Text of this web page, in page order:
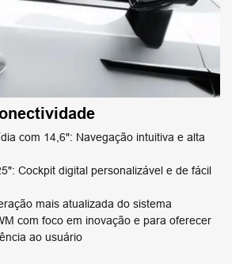
com 14,6": Navegação intuitiva e alta
Cockpit digital personalizável e de fácil
mais atualizada do sistema
com foco em inovação e para oferecer
ao usuário